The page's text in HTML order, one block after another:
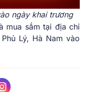
ngày khai trương
mua sắm tại địa chỉ
Lý, Hà Nam vào